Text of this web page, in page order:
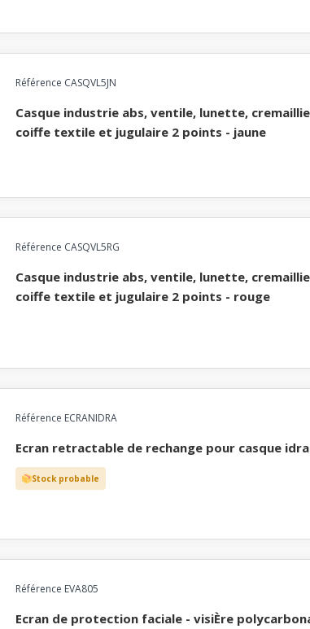
Référence CASQVL5JN
casque industrie abs, ventile, lunette, cremailliere,
coiffe textile et jugulaire 2 points - jaune
Référence CASQVL5RG
casque industrie abs, ventile, lunette, cremailliere,
coiffe textile et jugulaire 2 points - rouge
Référence ECRANIDRA
ecran retractable de rechange pour casque idra
Stock probable
Référence EVA805
ecran de protection faciale - visiÈre polycarbonate